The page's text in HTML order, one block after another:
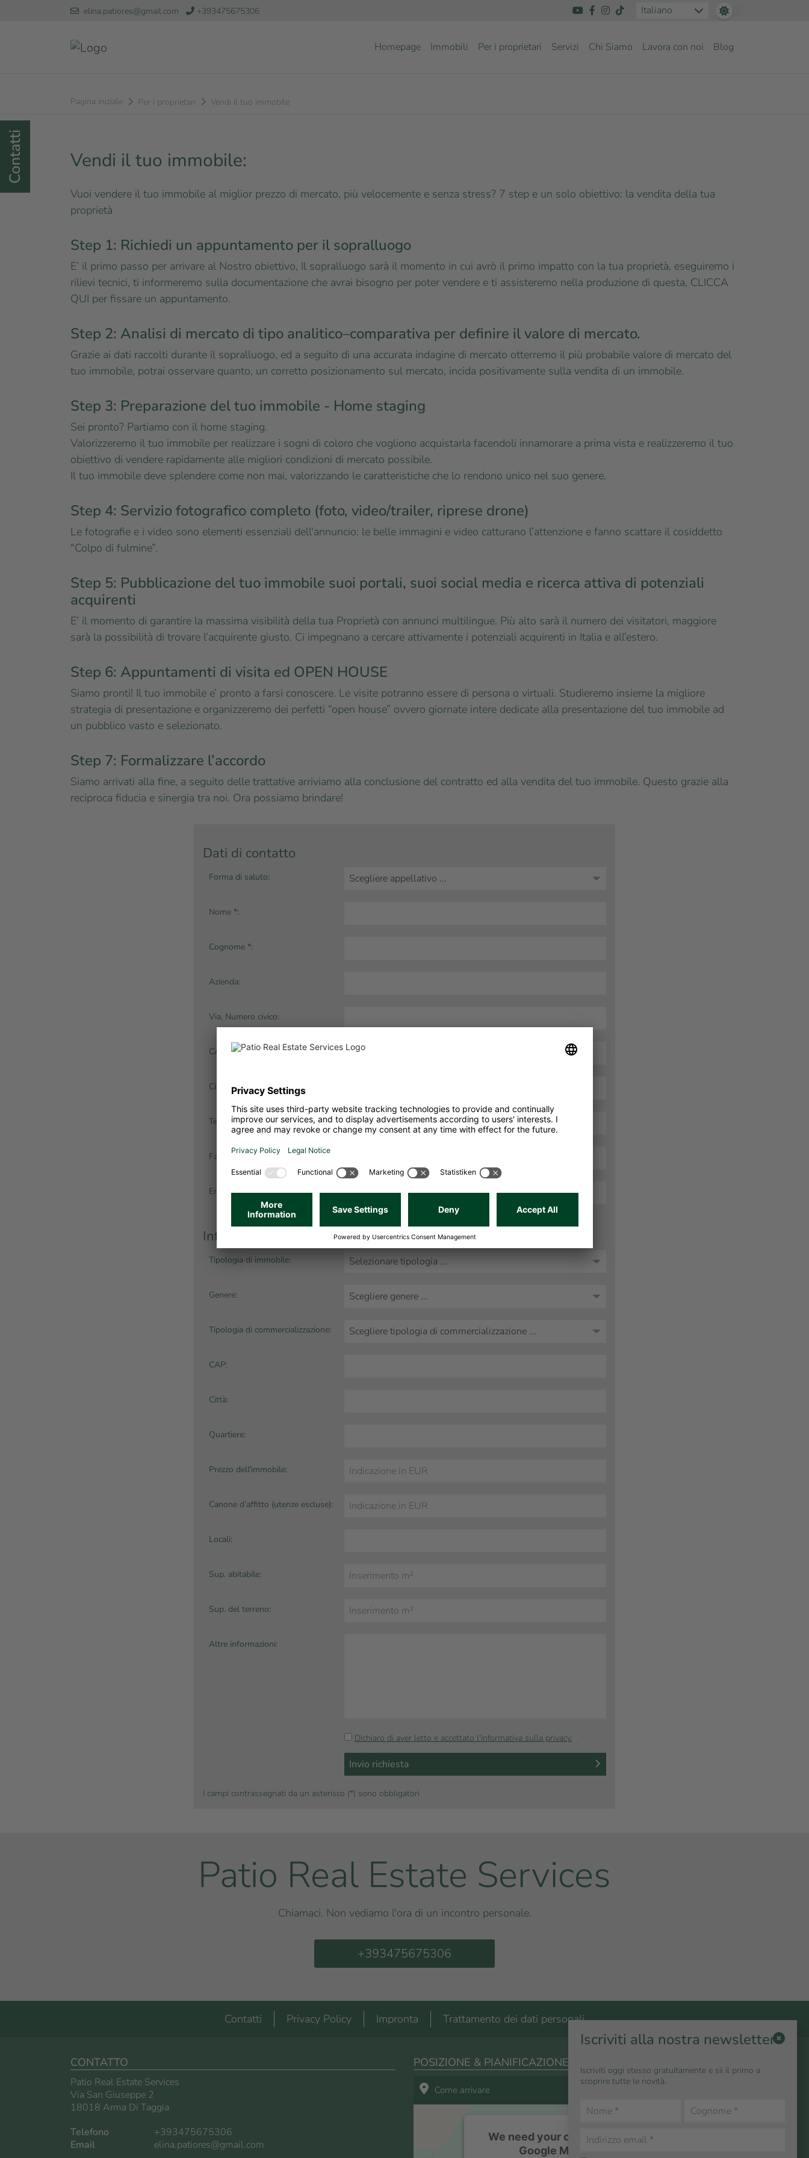
elina.patiores@gmail.com +393475675306 Italiano
Homepage Immobili Per i proprietari Servizi Chi Siamo Lavora con noi Blog
Pagina iniziale Per i proprietari Vendi il tuo immobile
Vendi il tuo immobile:
Vuoi vendere il tuo immobile al miglior prezzo di mercato, più velocemente e senza stress? 7 step e un solo obiettivo: la vendita della tua
proprietà
Step 1: Richiedi un appuntamento per il sopralluogo
E’ il primo passo per arrivare al Nostro obiettivo, Il sopralluogo sarà il momento in cui avrò il primo impatto con la tua proprietà, eseguiremo i
rilievi tecnici, ti informeremo sulla documentazione che avrai bisogno per poter vendere e ti assisteremo nella produzione di questa, CLICCA
QUI per fissare un appuntamento.
Step 2: Analisi di mercato di tipo analitico–comparativa per definire il valore di mercato.
Grazie ai dati raccolti durante il sopralluogo, ed a seguito di una accurata indagine di mercato otterremo il più probabile valore di mercato del
tuo immobile, potrai osservare quanto, un corretto posizionamento sul mercato, incida positivamente sulla vendita di un immobile.
Step 3: Preparazione del tuo immobile - Home staging
Sei pronto? Partiamo con il home staging.
Valorizzeremo il tuo immobile per realizzare i sogni di coloro che vogliono acquistarla facendoli innamorare a prima vista e realizzeremo il tuo
obiettivo di vendere rapidamente alle migliori condizioni di mercato possibile.
Il tuo immobile deve splendere come non mai, valorizzando le caratteristiche che lo rendono unico nel suo genere.
Step 4: Servizio fotografico completo (foto, video/trailer, riprese drone)
Le fotografie e i video sono elementi essenziali dell'annuncio: le belle immagini e video catturano l’attenzione e fanno scattare il cosiddetto
"Colpo di fulmine”.
Step 5: Pubblicazione del tuo immobile suoi portali, suoi social media e ricerca attiva di potenziali
acquirenti
E’ il momento di garantire la massima visibilità della tua Proprietà con annunci multilingue. Più alto sarà il numero dei visitatori, maggiore
sarà la possibilità di trovare l’acquirente giusto. Ci impegnano a cercare attivamente i potenziali acquirenti in Italia e all’estero.
Step 6: Appuntamenti di visita ed OPEN HOUSE
Siamo pronti! Il tuo immobile e’ pronto a farsi conoscere. Le visite potranno essere di persona o virtuali. Studieremo insieme la migliore
strategia di presentazione e organizzeremo dei perfetti “open house” ovvero giornate intere dedicate alla presentazione del tuo immobile ad
un pubblico vasto e selezionato.
Step 7: Formalizzare l’accordo
Siamo arrivati alla fine, a seguito delle trattative arriviamo alla conclusione del contratto ed alla vendita del tuo immobile. Questo grazie alla
reciproca fiducia e sinergia tra noi. Ora possiamo brindare!
Dati di contatto
Forma di saluto:
Nome *:
Cognome *:
Azienda:
Via, Numero civico:
CAP:
Città:
Telefono *:
Fax:
Email *:
Informazioni in merito all'immobile
Tipologia di immobile:
Genere:
Tipologia di commercializzazione:
CAP:
Città:
Quartiere:
Prezzo dell'immobile:
Canone d’affitto (utenze escluse):
Locali:
Sup. abitabile:
Sup. del terreno:
Altre informazioni:
Dichiaro di aver letto e accettato l'informativa sulla privacy.
I campi contrassegnati da un asterisco (*) sono obbligatori
Patio Real Estate Services
Chiamaci. Non vediamo l'ora di un incontro personale.
+393475675306
Contatti Privacy Policy Impronta Trattamento dei dati personali
CONTATTO
Patio Real Estate Services
Via San Giuseppe 2
18018 Arma Di Taggia
Telefono
+393475675306
Email
elina.patiores@gmail.com
POSIZIONE & PIANIFICAZIONE DEL PERCORSO
Come arrivare
We need your consent to load the
Google Maps service!
Contatti
Iscriviti alla nostra newsletter
Iscriviti oggi stesso gratuitamente e sii il primo a
scoprire tutte le novità.